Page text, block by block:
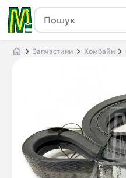
Запчастини Комбайн